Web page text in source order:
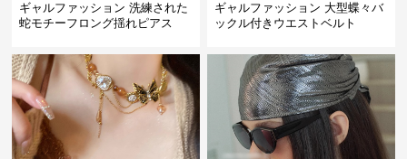
ギャルファッション 洗練された
蛇モチーフロング揺れピアス
ギャルファッション 大型蝶々バ
ックル付きウエストベルト